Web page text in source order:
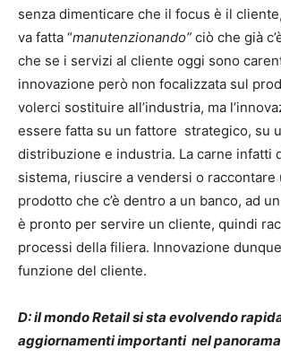
senza dimenticare che il focus è il
va fatta “manutenzionando” ciò che già
che se i servizi al cliente oggi sono
innovazione però non focalizzata sul
volerci sostituire all’industria, ma
essere fatta su un fattore strategico, su
distribuzione e industria. La carne infatti
sistema, riuscire a vendersi o raccontare
prodotto che c’è dentro a un banco, ad
è pronto per servire un cliente, quindi
processi della filiera. Innovazione
funzione del cliente.
D: il mondo Retail si sta evolvendo
aggiornamenti importanti nel